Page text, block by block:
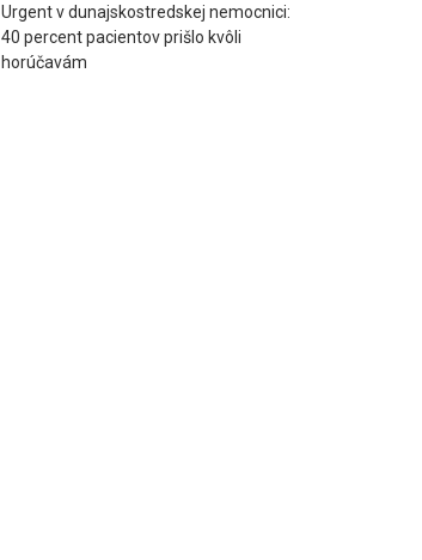
Urgent v dunajskostredskej nemocnici:
40 percent pacientov prišlo kvôli
horúčavám